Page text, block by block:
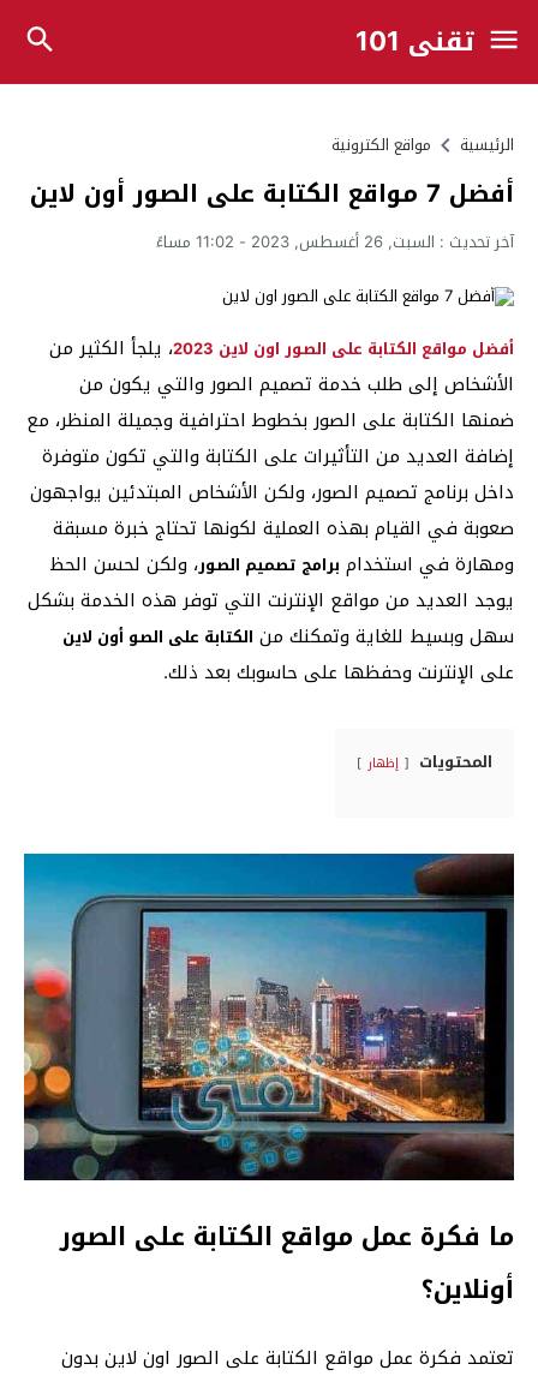
تقني 101
الرئيسية مواقع الكترونية
أفضل 7 مواقع الكتابة على الصور أون لاين
آخر تحديث : السبت, 26 أغسطس, 2023 - 11:02 مساءً
أفضل مواقع الكتابة على الصور اون لاين 2023
، يلجأ الكثير من
الأشخاص إلى طلب خدمة تصميم الصور والتي يكون من
ضمنها الكتابة على الصور بخطوط احترافية وجميلة المنظر، مع
إضافة العديد من التأثيرات على الكتابة والتي تكون متوفرة
داخل برنامج تصميم الصور، ولكن الأشخاص المبتدئين يواجهون
صعوبة في القيام بهذه العملية لكونها تحتاج خبرة مسبقة
ومهارة في استخدام برامج تصميم الصور، ولكن لحسن الحظ
يوجد العديد من مواقع الإنترنت التي توفر هذه الخدمة بشكل
سهل وبسيط للغاية وتمكنك من الكتابة على الصو أون لاين
على الإنترنت وحفظها على حاسوبك بعد ذلك.
المحتويات إظهار
ما فكرة عمل مواقع الكتابة على الصور
أونلاين؟
تعتمد فكرة عمل مواقع الكتابة على الصور اون لاين بدون